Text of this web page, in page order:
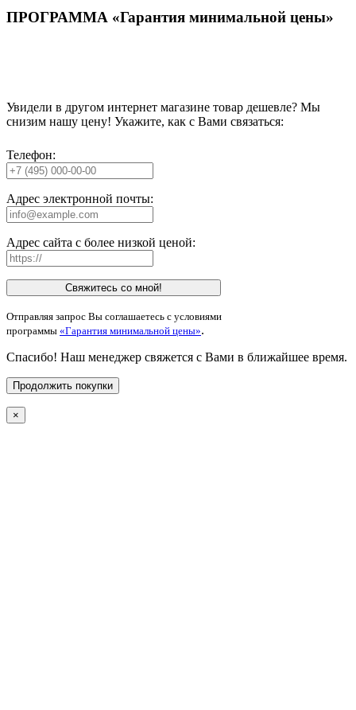
ПРОГРАММА «Гарантия минимальной цены»
Увидели в другом интернет магазине товар дешевле? Мы
снизим нашу цену! Укажите, как с Вами связаться:
Телефон:
Адрес электронной почты:
Адрес сайта с более низкой ценой:
Свяжитесь со мной!
Отправляя запрос Вы соглашаетесь с условиями
программы «Гарантия минимальной цены».
Спасибо! Наш менеджер свяжется с Вами в ближайшее время.
Продолжить покупки
×